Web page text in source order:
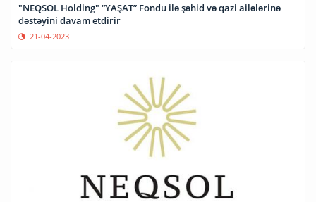
"NEQSOL Holding" “YAŞAT” Fondu ilə şəhid və qazi ailələrinə
dəstəyini davam etdirir
21-04-2023